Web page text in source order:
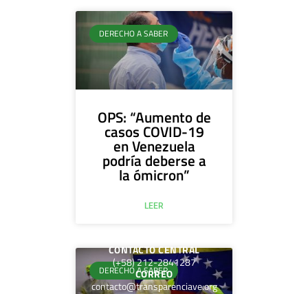
DERECHO A SABER
OPS: “Aumento de
casos COVID-19
en Venezuela
podría deberse a
la ómicron”
LEER
DERECHO A SABER
CONTACTO CENTRAL
(+58) 212-2841287
CORREO
contacto@transparenciave.org